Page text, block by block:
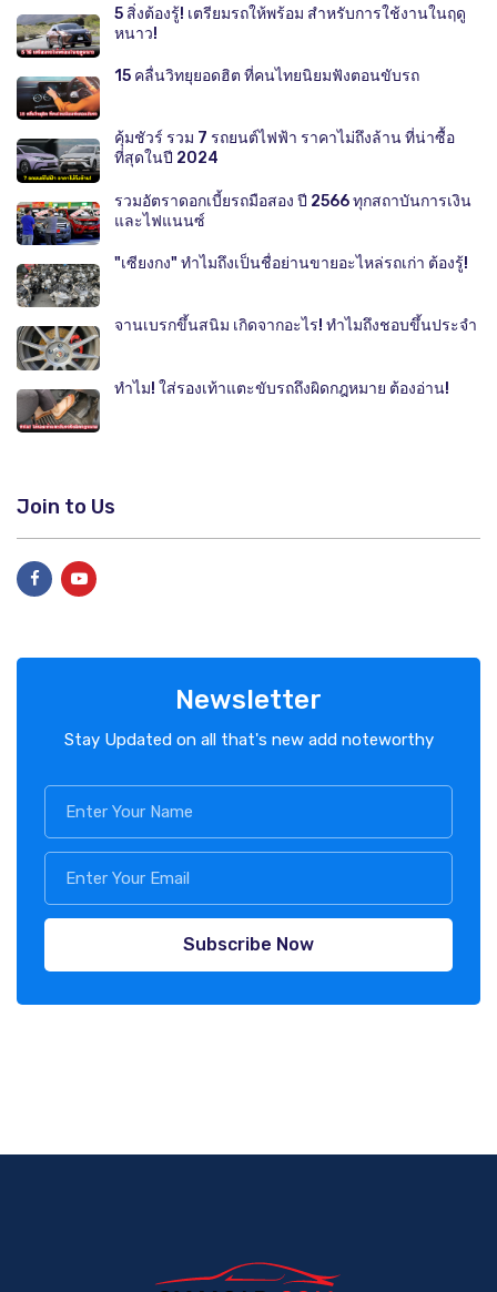
5 สิ่งต้องรู้! เตรียมรถให้พร้อม สำหรับการใช้งานในฤดู
หนาว!
15 คลื่นวิทยุยอดฮิต ที่คนไทยนิยมฟังตอนขับรถ
คุ้มชัวร์ รวม 7 รถยนต์ไฟฟ้า ราคาไม่ถึงล้าน ที่น่าซื้อ
ที่สุดในปี 2024
รวมอัตราดอกเบี้ยรถมือสอง ปี 2566 ทุกสถาบันการเงิน
และไฟแนนซ์
"เซียงกง" ทำไมถึงเป็นชื่อย่านขายอะไหล่รถเก่า ต้องรู้!
จานเบรกขึ้นสนิม เกิดจากอะไร! ทำไมถึงชอบขึ้นประจำ
ทำไม! ใส่รองเท้าแตะขับรถถึงผิดกฎหมาย ต้องอ่าน!
Join to Us
Newsletter
Stay Updated on all that's new add noteworthy
Subscribe Now